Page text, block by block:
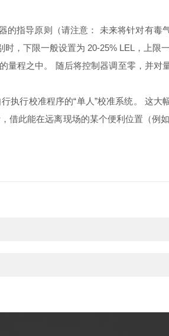
指导原则（请注意： 未来将针对有毒
，下限一般设置为 20-25% LEL，上限一
程之中。 随后将控制器调至零，并对
行校准程序的“单人”校准系统。 这大
借此能在远离现场的某个便利位置（例